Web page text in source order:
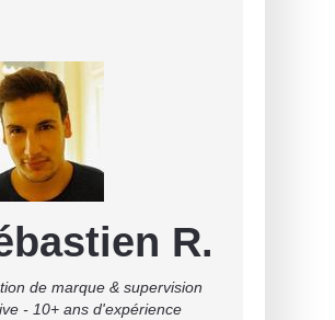
R.
de marque & supervision
- 10+ ans d'expérience